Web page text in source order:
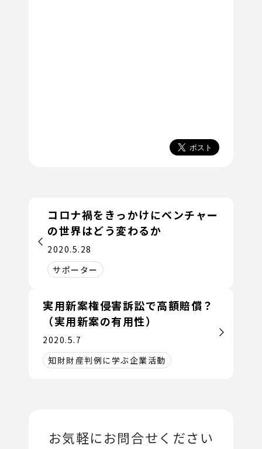
コロナ禍をきっかけにベンチャー
の世界はどう変わるか
2020.5.28
サポーター
実用新案権侵害訴訟で高額賠償？
（実用新案の有用性）
2020.5.7
知財財産判例に学ぶ企業活動
お気軽にお問合せください